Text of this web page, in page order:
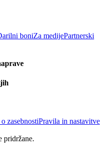
boniZa medijePartnerski
zasebnostiPravila in nastavitve
pridržane.